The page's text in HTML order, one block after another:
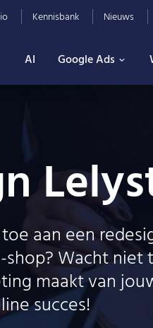
Kennisbank Nieuws
AI Google Ads
aan een
Wacht niet
maakt van
succes!